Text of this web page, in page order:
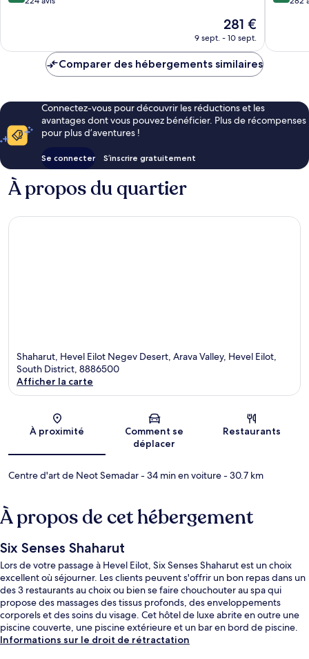
Le
nouveau
est
de
281 €
9 sept. - 10 sept.
Comparer des hébergements similaires
Connectez-vous pour découvrir les réductions et les
avantages dont vous pouvez bénéficier. Plus de récompenses
pour plus d’aventures !
Se connecter S’inscrire gratuitement
À propos du quartier
Shaharut, Hevel Eilot Negev Desert, Arava Valley, Hevel Eilot,
South District, 8886500
Afficher la carte
À proximité
Comment se
déplacer
Restaurants
Centre d'art de Neot Semadar- 34 min en voiture- 30.7 km
À propos de cet hébergement
Six Senses Shaharut
Lors de votre passage à Hevel Eilot, Six Senses Shaharut est un choix
excellent où séjourner. Les clients peuvent s'offrir un bon repas dans un
des 3 restaurants au choix ou bien se faire chouchouter au spa qui
propose des massages des tissus profonds, des enveloppements
corporels et des soins du visage. Cet hôtel de luxe abrite en outre une
piscine couverte, une piscine extérieure et un bar en bord de piscine.
Informations sur le droit de rétractation